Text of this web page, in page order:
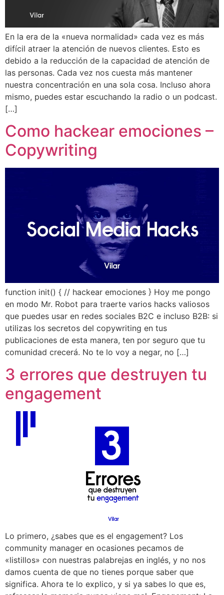
En la era de la «nueva normalidad» cada vez es más
difícil atraer la atención de nuevos clientes. Esto es
debido a la reducción de la capacidad de atención de
las personas. Cada vez nos cuesta más mantener
nuestra concentración en una sola cosa. Incluso ahora
mismo, puedes estar escuchando la radio o un podcast.
[…]
Como hackear emociones –
Copywriting
function init() { // hackear emociones } Hoy me pongo
en modo Mr. Robot para traerte varios hacks valiosos
que puedes usar en redes sociales B2C e incluso B2B: si
utilizas los secretos del copywriting en tus
publicaciones de esta manera, ten por seguro que tu
comunidad crecerá. No te lo voy a negar, no […]
3 errores que destruyen tu
engagement
Lo primero, ¿sabes que es el engagement? Los
community manager en ocasiones pecamos de
«listillos» con nuestras palabrejas en inglés, y no nos
damos cuenta de que no tienes porque saber que
significa. Ahora te lo explico, y si ya sabes lo que es,